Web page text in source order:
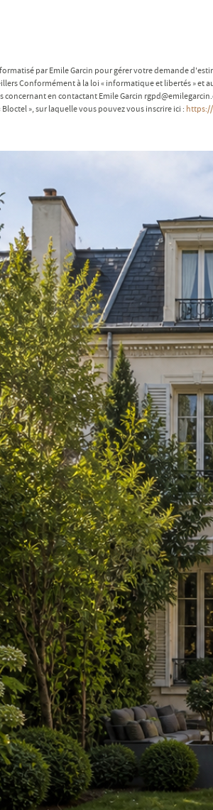
par Emile Garcin pour gérer votre demande
Conformément à la loi « informatique et libertés » et
en contactant Emile Garcin
», sur laquelle vous pouvez vous inscrire ici :